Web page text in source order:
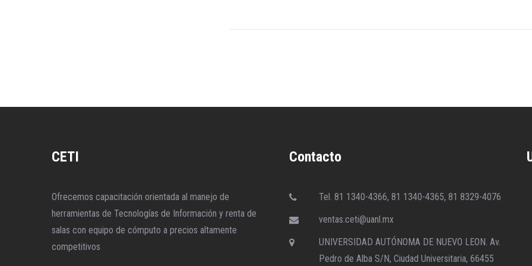
CETI
Ofrecemos capacitación orientada al manejo de
herramientas de Tecnologías de Información y renta de
salas con equipo de cómputo a precios altamente
competitivos
Contacto
Tel. 81 1340-4366, 81 1340-4365, 81 8329-4076
ventas.ceti@uanl.mx
UNIVERSIDAD AUTÓNOMA DE NUEVO LEON. Av.
Pedro de Alba S/N, Ciudad Universitaria, 66455